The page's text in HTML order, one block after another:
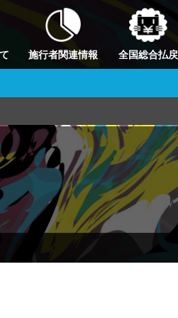
施行者関連情報 全国総合払戻